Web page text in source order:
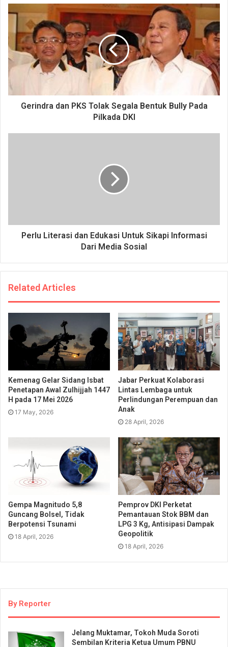
Gerindra dan PKS Tolak Segala Bentuk Bully Pada
Pilkada DKI
Perlu Literasi dan Edukasi Untuk Sikapi Informasi
Dari Media Sosial
Related Articles
Kemenag Gelar Sidang Isbat
Penetapan Awal Zulhijjah 1447
H pada 17 Mei 2026
17 May, 2026
Jabar Perkuat Kolaborasi
Lintas Lembaga untuk
Perlindungan Perempuan dan
Anak
28 April, 2026
Gempa Magnitudo 5,8
Guncang Bolsel, Tidak
Berpotensi Tsunami
18 April, 2026
Pemprov DKI Perketat
Pemantauan Stok BBM dan
LPG 3 Kg, Antisipasi Dampak
Geopolitik
18 April, 2026
By Reporter
Jelang Muktamar, Tokoh Muda Soroti
Sembilan Kriteria Ketua Umum PBNU